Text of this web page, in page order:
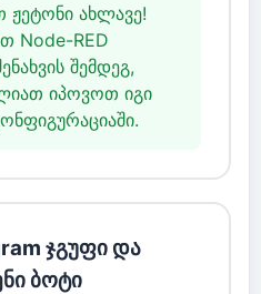
ჟეტონი ახლავე!
Node-RED
შემდეგ,
იპოვოთ იგი
ჯგუფი და
ბოტი